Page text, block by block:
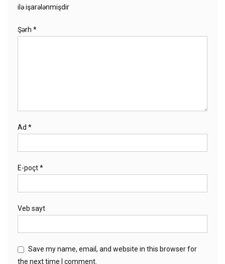
ilə işarələnmişdir
Şərh *
Ad *
E-poçt*
Veb sayt
Save my name, email, and website in this browser for
the next time I comment.